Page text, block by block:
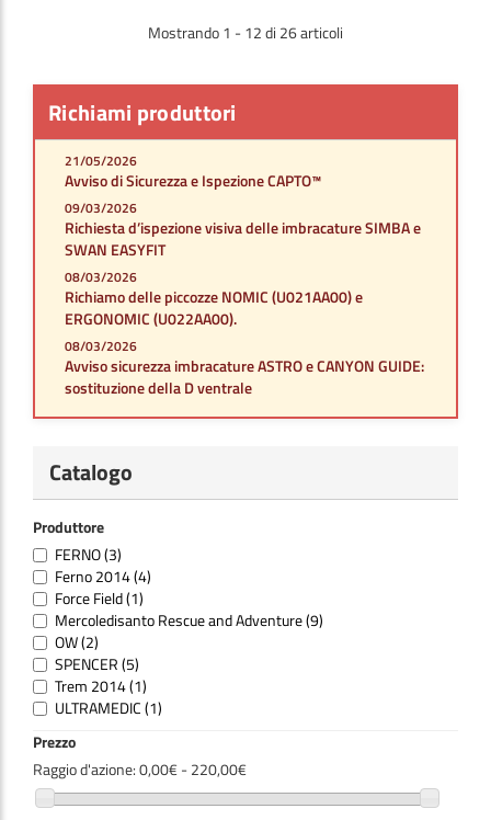
Richiami produttori
21/05/2026
Avviso di Sicurezza e Ispezione CAPTO™
09/03/2026
Richiesta d’ispezione visiva delle imbracature SIMBA e
SWAN EASYFIT
08/03/2026
Richiamo delle piccozze NOMIC (U021AA00) e
ERGONOMIC (U022AA00).
08/03/2026
Avviso sicurezza imbracature ASTRO e CANYON GUIDE:
sostituzione della D ventrale
Catalogo
Produttore
FERNO(3)
Ferno 2014(4)
Force Field(1)
Mercoledisanto Rescue and Adventure(9)
OW(2)
SPENCER(5)
Trem 2014(1)
ULTRAMEDIC(1)
Prezzo
Raggio d'azione:0,00€ - 220,00€
Mostrando 1 - 12 di 26 articoli